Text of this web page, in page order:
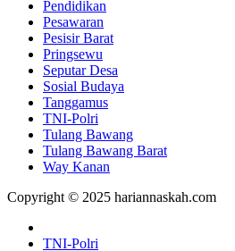
Pendidikan
Pesawaran
Pesisir Barat
Pringsewu
Seputar Desa
Sosial Budaya
Tanggamus
TNI-Polri
Tulang Bawang
Tulang Bawang Barat
Way Kanan
Copyright © 2025 hariannaskah.com
TNI-Polri